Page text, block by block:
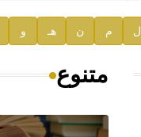
ل م ن هـ و
متنوع